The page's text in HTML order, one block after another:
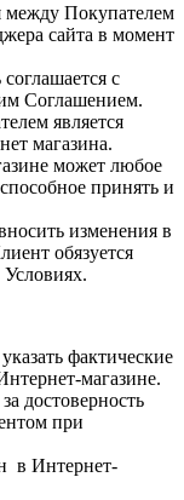
между Покупателем
сайта в момент
с
Соглашением.
является
магазина.
может любое
принять и
изменения в
обязуется
фактические
магазине.
достоверность
при
в Интернет-